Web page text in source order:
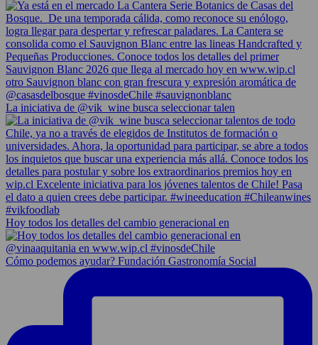
La iniciativa de @vik_wine busca seleccionar talen
Hoy todos los detalles del cambio generacional en
Cómo podemos ayudar? Fundación Gastronomía Social